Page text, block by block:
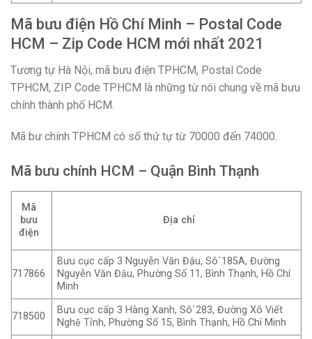
Mã bưu điện Hồ Chí Minh – Postal Code
HCM – Zip Code HCM mới nhất 2021
Tương tự Hà Nội, mã bưu điện TPHCM, Postal Code
TPHCM, ZIP Code TPHCM là những từ nói chung về mã bưu
chính thành phố HCM.
Mã bư chính TPHCM có số thứ tự từ 70000 đến 74000.
Mã bưu chính HCM – Quận Bình Thạnh
Mã
bưu
điện
Địa chỉ
717866
Bưu cục cấp 3 Nguyễn Văn Đậu, Sô´185A, Đường
Nguyễn Văn Đậu, Phường Số 11, Bình Thạnh, Hồ Chí
Minh
718500
Bưu cục cấp 3 Hàng Xanh, Sô´283, Đường Xô Viết
Nghệ Tỉnh, Phường Số 15, Bình Thạnh, Hồ Chí Minh